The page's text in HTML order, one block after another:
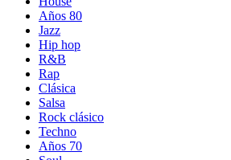
Años 80
Jazz
Hip hop
R&B
Rap
Clásica
Salsa
Rock clásico
Techno
Años 70